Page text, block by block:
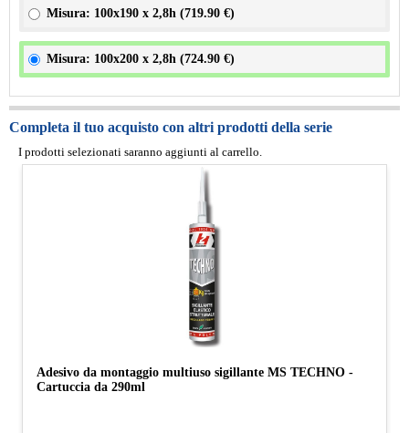
Misura: 100x190 x 2,8h (719.90 €)
Misura: 100x200 x 2,8h (724.90 €)
Completa il tuo acquisto con altri prodotti della serie
I prodotti selezionati saranno aggiunti al carrello.
Adesivo da montaggio multiuso sigillante MS TECHNO -
Cartuccia da 290ml